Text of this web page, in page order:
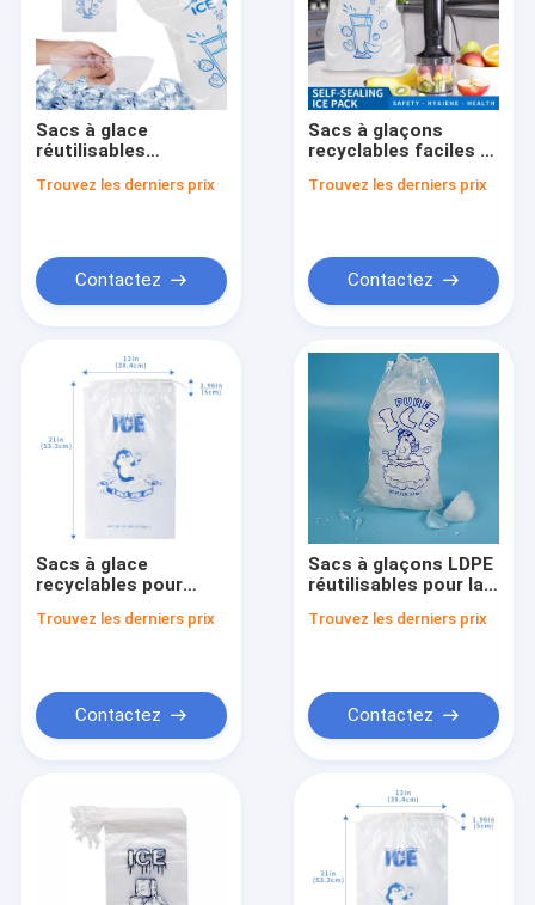
Produits
Au sujet de nous
Sacs à glace
réutilisables
corde à traction
Trouvez les derniers prix
Contactez
Sacs à glaçons
recyclables faciles à
glaçons écologiques
Trouvez les derniers prix
Contactez
Sacs à glace
recyclables pour
aliments
Trouvez les derniers prix
Contactez
Sacs à glaçons LDPE
réutilisables pour la
glaçons sur mesure
Trouvez les derniers prix
Contactez